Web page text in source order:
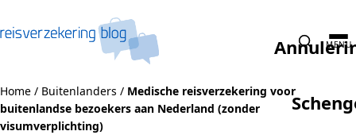
MENU
Home / Buitenlanders / Medische reisverzekering voor
buitenlandse bezoekers aan Nederland (zonder
visumverplichting)